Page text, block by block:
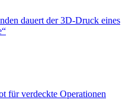
dauert der 3D-Druck eines
für verdeckte Operationen